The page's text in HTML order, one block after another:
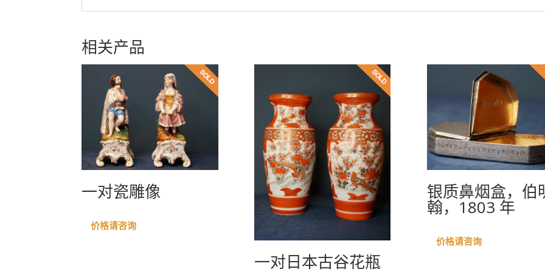
相关产品
一对瓷雕像
价格请咨询
一对日本古谷花瓶
银质鼻烟盒，伯
翰，1803 年
价格请咨询